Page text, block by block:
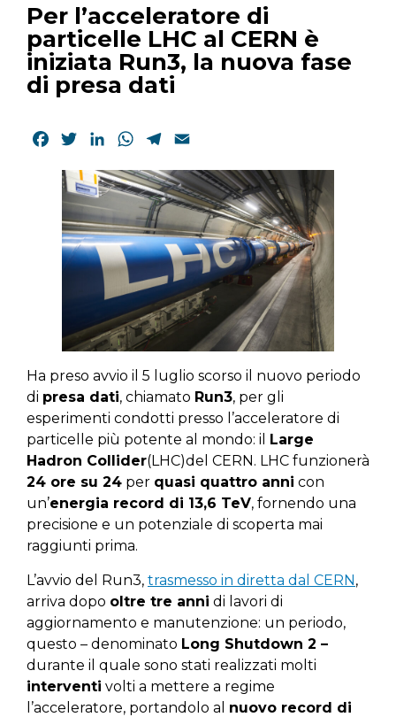
Per l’acceleratore di
particelle LHC al CERN è
iniziata Run3, la nuova fase
di presa dati
Facebook
TwitterLinkedInWhatsApp
Telegram
Ha preso avvio il 5 luglio scorso il nuovo periodo
di presa dati, chiamato Run3, per gli
esperimenti condotti presso l’acceleratore di
particelle più potente al mondo: il
Large
Hadron Collider(LHC)del CERN. LHC funzionerà
24 ore su 24 per quasi quattro anni con
un’energia record di 13,6 TeV, fornendo una
precisione e un potenziale di scoperta mai
raggiunti prima.
L’avvio del Run3, trasmesso in diretta dal CERN,
arriva dopo oltre tre anni di lavori di
aggiornamento e manutenzione: un periodo,
questo – denominato Long Shutdown 2 –
durante il quale sono stati realizzati molti
interventi volti a mettere a regime
l’acceleratore, portandolo al nuovo record di